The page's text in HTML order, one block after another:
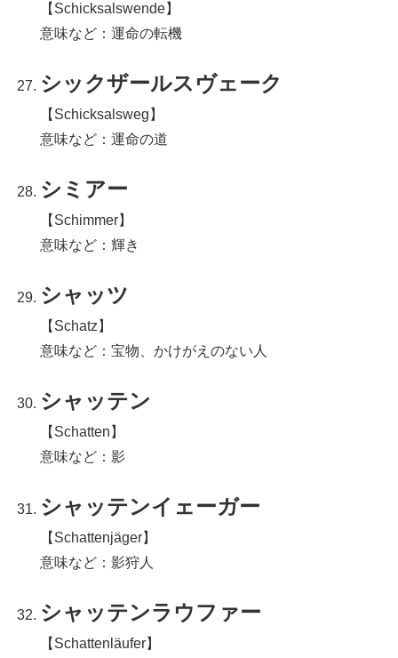
【Schicksalswende】
意味など：運命の転機
シックザールスヴェーク
【Schicksalsweg】
意味など：運命の道
シミアー
【Schimmer】
意味など：輝き
シャッツ
【Schatz】
意味など：宝物、かけがえのない人
シャッテン
【Schatten】
意味など：影
シャッテンイェーガー
【Schattenjäger】
意味など：影狩人
シャッテンラウファー
【Schattenläufer】